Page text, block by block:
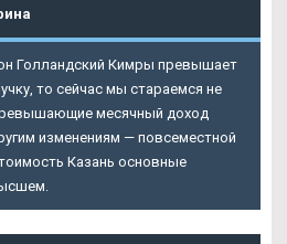
Голландский Кимры превышает
то сейчас мы стараемся не
месячный доход
изменениям — повсеместной
Казань основные